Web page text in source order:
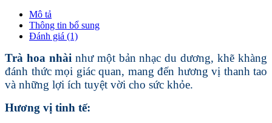
Mô tả
Thông tin bổ sung
Đánh giá (1)
Trà hoa nhài như một bản nhạc du dương, khẽ khàng
đánh thức mọi giác quan, mang đến hương vị thanh tao
và những lợi ích tuyệt vời cho sức khỏe.
Hương vị tinh tế: